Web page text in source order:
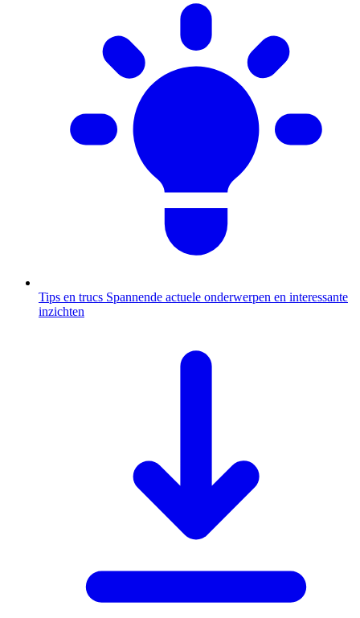
Tips en trucs Spannende actuele onderwerpen en interessante
inzichten